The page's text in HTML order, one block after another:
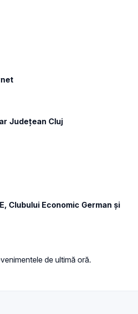
Județean Cluj
Clubului Economic German și
de ultimă oră.